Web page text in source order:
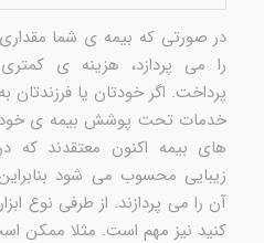
در صورتی که بیمه ی شما مقداری
را می پردازد، هزینه ی
پرداخت. اگر خودتان یا فرزندتان
خدمات تحت پوشش بیمه ی خود
های بیمه اکنون معتقدند که
زیبایی محسوب می شود
آن را می پردازند. از طرفی نوع